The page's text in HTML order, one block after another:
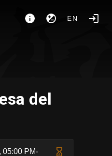
EN
del
05:00 PM-